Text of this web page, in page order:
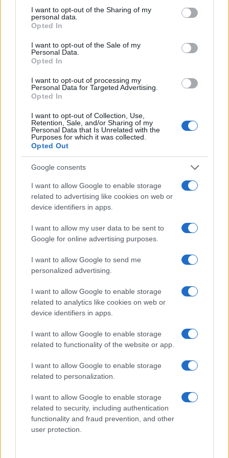
not limited to your visit or usage behaviour. You may click to
grant or deny consent to Google and its third-party tags to
use your data for below specified purposes in below Google
consent section.
I want to opt-out of the Sharing of my
personal data.
Opted In
I want to opt-out of the Sale of my
Personal Data.
Opted In
I want to opt-out of processing my
Personal Data for Targeted Advertising.
Opted In
I want to opt-out of Collection, Use,
Retention, Sale, and/or Sharing of my
Personal Data that Is Unrelated with the
Purposes for which it was collected.
Opted Out
Google consents
I want to allow Google to enable storage
related to advertising like cookies on web or
device identifiers in apps.
I want to allow my user data to be sent to
Google for online advertising purposes.
I want to allow Google to send me
personalized advertising.
I want to allow Google to enable storage
related to analytics like cookies on web or
device identifiers in apps.
I want to allow Google to enable storage
related to functionality of the website or app.
I want to allow Google to enable storage
related to personalization.
I want to allow Google to enable storage
related to security, including authentication
functionality and fraud prevention, and other
user protection.
sovraštva, nasilja ali nestrpnosti. Komentarji z žaljivimi,
rasističnimi, diskriminatornimi ali nezakonitimi vsebinami bodo
odstranjeni. Pravila komentiranja →
Failed to fetch
Ključne besede: eva boto
jesenska turneja
kjer najbolj gori
Več iz kategorije Glasba
Graška Gora obeležuje 50.
jubilejni festival narodno-
zabavne glasbe
predstavlja poletno uspešnico
»Srnica«
Dunja Vrhovnik bo oktobra v
Slovenj Gradcu prvič nastopila
na samostojnem koncertu s
(VIDEO) Ansambel Fenomeni v
poletje z novo poskočno
Obvestila
Izklop elektrike: 417. Nadzorništvo Vuzenica - Območje Sv.
Anton na Pohorju in Zg. Sv. Vid